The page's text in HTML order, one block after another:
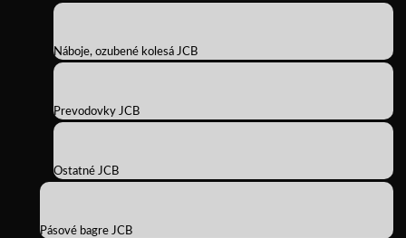
Náboje, ozubené kolesá JCB
Prevodovky JCB
Ostatné JCB
Pásové bagre JCB